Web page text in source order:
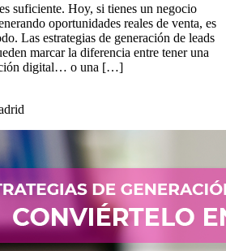
suficiente. Hoy, si tienes un negocio
oportunidades reales de venta, es
Las estrategias de generación de leads
marcar la diferencia entre tener una
digital… o una […]